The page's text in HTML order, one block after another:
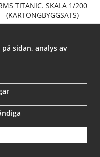
TITANIC. SKALA 1/200
(KARTONGBYGGSATS)
Info Köp
sidan, analys av